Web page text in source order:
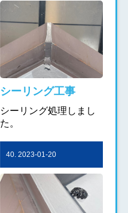
シーリング工事
シーリング処理しまし
た。
40. 2023-01-20